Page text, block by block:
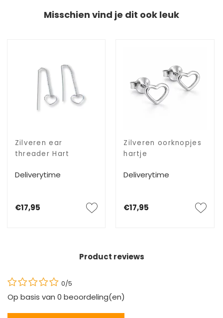
Misschien vind je dit ook leuk
Zilveren ear
threader Hart
Deliverytime
€17,95
Zilveren oorknopjes
hartje
Deliverytime
€17,95
Product reviews
0/5
Op basis van 0 beoordeling(en)